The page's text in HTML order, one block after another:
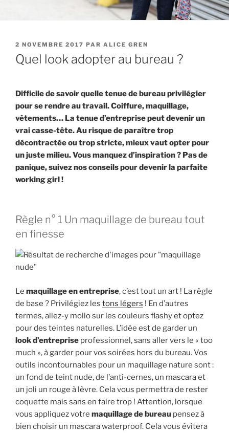
PUBLIÉ
LE
2 NOVEMBRE 2017 PAR ALICE GREN
Quel look adopter au bureau ?
Difficile de savoir quelle tenue de bureau privilégier
pour se rendre au travail. Coiffure, maquillage,
vêtements… La tenue d’entreprise peut devenir un
vrai casse-tête. Au risque de paraître trop
décontractée ou trop stricte, mieux vaut opter pour
un juste milieu. Vous manquez d’inspiration ? Pas de
panique, suivez nos conseils pour devenir la parfaite
working girl !
Règle n° 1 Un maquillage de bureau tout
en finesse
Le maquillage en entreprise, c’est tout un art ! La règle
de base ? Privilégiez les tons légers ! En d’autres
termes, allez-y mollo sur les couleurs flashy et optez
pour des teintes naturelles. L’idée est de garder un
look d’entreprise professionnel, sans aller vers le « too
much », à garder pour vos soirées hors du bureau. Vos
outils incontournables pour un maquillage nature sont :
un fond de teint nude, de l’anti-cernes, un mascara et
un joli un rouge à lèvre. Cela vous permettra de rester
coquette mais sans en faire trop ! Attention, lorsque
vous appliquez votre maquillage de bureau pensez à
bien choisir un mascara waterproof. Cela vous évitera